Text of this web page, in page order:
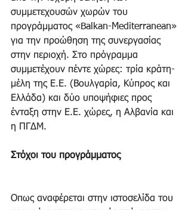
συμμετεχουσών χωρών του
προγράμματος «Balkan-Mediterranean»
για την προώθηση της συνεργασίας
στην περιοχή. Στο πρόγραμμα
συμμετέχουν πέντε χώρες: τρία κράτη-
μέλη της Ε.Ε. (Βουλγαρία, Κύπρος και
Ελλάδα) και δύο υποψήφιες προς
ένταξη στην Ε.Ε. χώρες, η Αλβανία και
η ΠΓΔΜ.
Στόχοι του προγράμματος
Οπως αναφέρεται στην ιστοσελίδα του